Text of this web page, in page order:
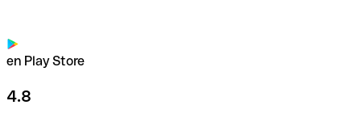
en Play Store
4.8